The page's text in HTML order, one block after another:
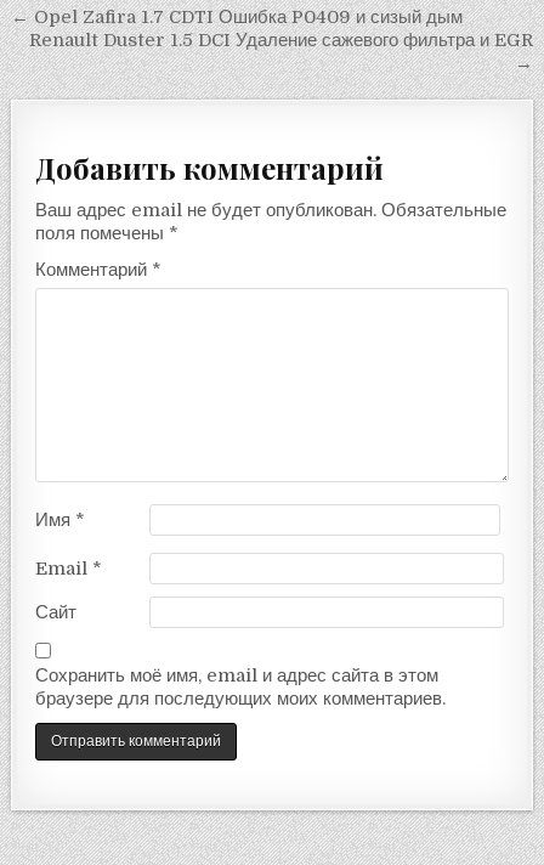
Навигация
по
записям
← Opel Zafira 1.7 CDTI Ошибка P0409 и сизый дым
Renault Duster 1.5 DCI Удаление сажевого фильтра и EGR
→
Добавить комментарий
Ваш адрес email не будет опубликован. Обязательные
поля помечены *
Комментарий *
Имя *
Email *
Сайт
Сохранить моё имя, email и адрес сайта в этом
браузере для последующих моих комментариев.